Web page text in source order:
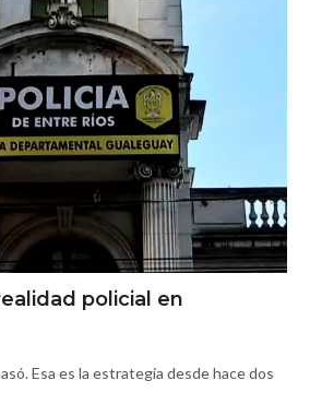
policial en
Esa es la estrategia desde hace dos